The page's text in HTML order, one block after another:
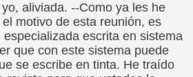
aliviada. --Como ya les he
motivo de esta reunión, es
escrita en sistema
que con este sistema puede
se escribe en tinta. He traído